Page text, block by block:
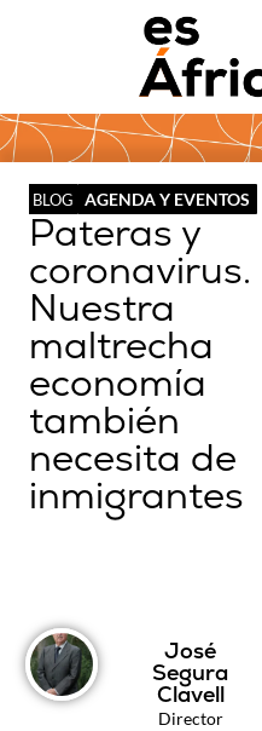
BLOG AGENDA Y EVENTOS
Pateras y
coronavirus.
Nuestra
maltrecha
economía
también
necesita de
inmigrantes
José
Segura
Clavell
Director